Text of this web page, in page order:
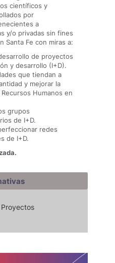
científicos y
por
a
y/o privadas sin fines
Santa Fe con miras a:
de proyectos
y desarrollo (I+D).
que tiendan a
y mejorar la
Humanos en
grupos
de I+D.
redes
de I+D.
Proyectos